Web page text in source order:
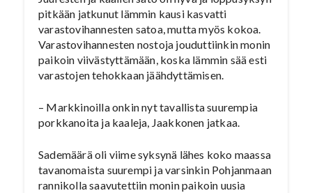
pitkään jatkunut lämmin kausi kasvatti
varastovihannesten satoa, mutta myös kokoa.
Varastovihannesten nostoja jouduttiinkin monin
paikoin viivästyttämään, koska lämmin sää esti
varastojen tehokkaan jäähdyttämisen.
– Markkinoilla onkin nyt tavallista suurempia
porkkanoita ja kaaleja, Jaakkonen jatkaa.
Sademäärä oli viime syksynä lähes koko maassa
tavanomaista suurempi ja varsinkin Pohjanmaan
rannikolla saavutettiin monin paikoin uusia